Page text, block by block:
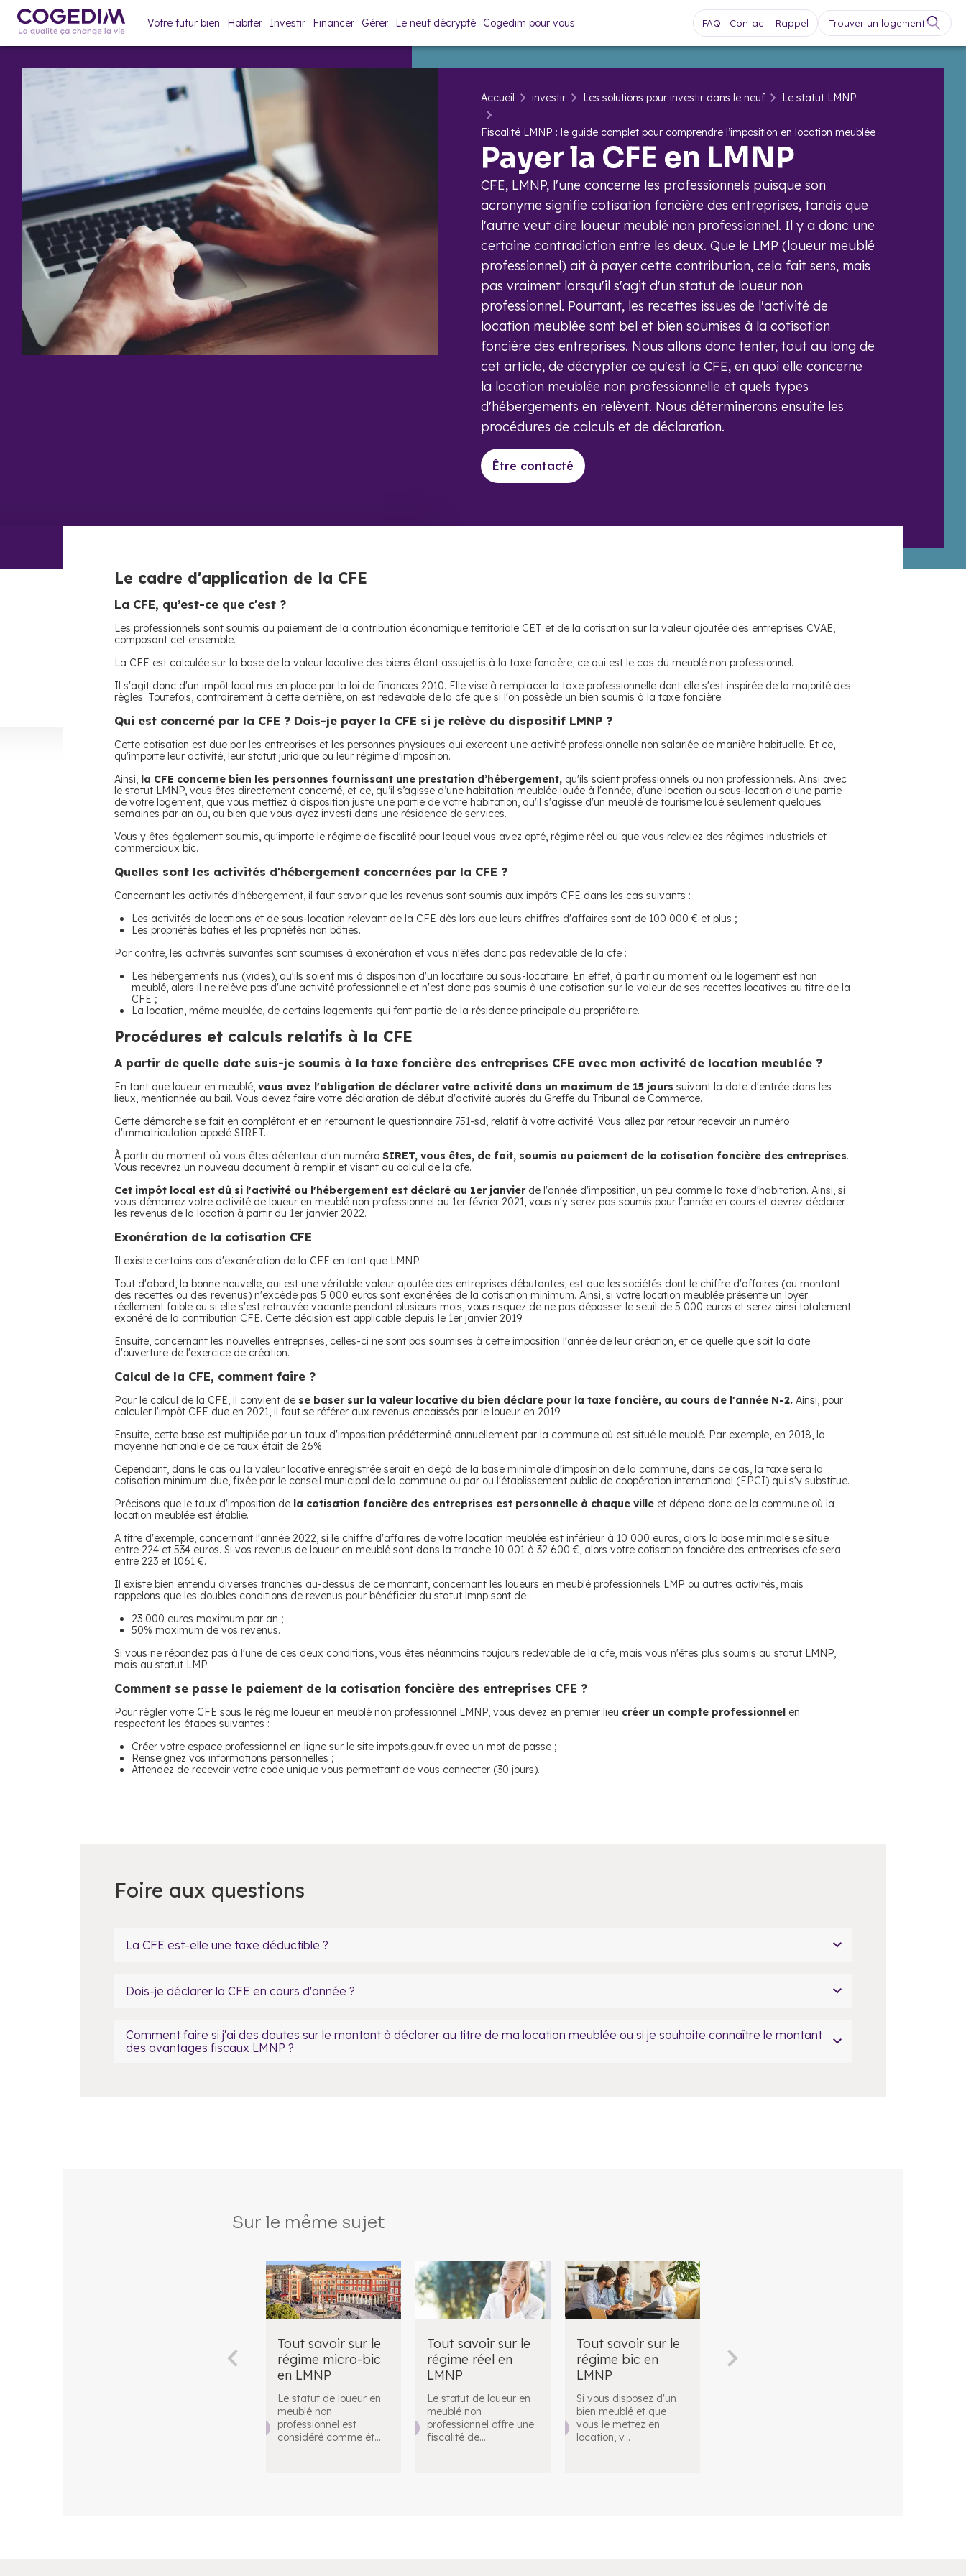
Votre futur bien Habiter Investir Financer Gérer Le neuf décrypté Cogedim pour vous FAQ Contact Rappel Trouver un logement
Accueil investir Les solutions pour investir dans le neuf Le statut LMNP
​Fiscalité LMNP : le guide complet pour comprendre l’imposition en location meublée
Payer la CFE en LMNP
CFE, LMNP, l'une concerne les professionnels puisque son
acronyme signifie cotisation foncière des entreprises, tandis que
l'autre veut dire loueur meublé non professionnel. Il y a donc une
certaine contradiction entre les deux. Que le LMP (loueur meublé
professionnel) ait à payer cette contribution, cela fait sens, mais
pas vraiment lorsqu'il s'agit d'un statut de loueur non
professionnel. Pourtant, les recettes issues de l'activité de
location meublée sont bel et bien soumises à la cotisation
foncière des entreprises. Nous allons donc tenter, tout au long de
cet article, de décrypter ce qu'est la CFE, en quoi elle concerne
la location meublée non professionnelle et quels types
d'hébergements en relèvent. Nous déterminerons ensuite les
procédures de calculs et de déclaration.
Être contacté
Le cadre d'application de la CFE
La CFE, qu’est-ce que c'est ?
Les professionnels sont soumis au paiement de la contribution économique territoriale CET et de la cotisation sur la valeur ajoutée des entreprises CVAE,
composant cet ensemble.
La CFE est calculée sur la base de la valeur locative des biens étant assujettis à la taxe foncière, ce qui est le cas du meublé non professionnel.
Il s'agit donc d'un impôt local mis en place par la loi de finances 2010. Elle vise à remplacer la taxe professionnelle dont elle s'est inspirée de la majorité des
règles. Toutefois, contrairement à cette dernière, on est redevable de la cfe que si l'on possède un bien soumis à la taxe foncière.
Qui est concerné par la CFE ? Dois-je payer la CFE si je relève du dispositif LMNP ?
Cette cotisation est due par les entreprises et les personnes physiques qui exercent une activité professionnelle non salariée de manière habituelle. Et ce,
qu'importe leur activité, leur statut juridique ou leur régime d'imposition.
Ainsi, la CFE concerne bien les personnes fournissant une prestation d’hébergement, qu'ils soient professionnels ou non professionnels. Ainsi avec
le statut LMNP, vous êtes directement concerné, et ce, qu’il s’agisse d’une habitation meublée louée à l'année, d'une location ou sous-location d'une partie
de votre logement, que vous mettiez à disposition juste une partie de votre habitation, qu'il s'agisse d'un meublé de tourisme loué seulement quelques
semaines par an ou, ou bien que vous ayez investi dans une résidence de services.
Vous y êtes également soumis, qu'importe le régime de fiscalité pour lequel vous avez opté, régime réel ou que vous releviez des régimes industriels et
commerciaux bic.
Quelles sont les activités d'hébergement concernées par la CFE ?
Concernant les activités d'hébergement, il faut savoir que les revenus sont soumis aux impôts CFE dans les cas suivants :
Les activités de locations et de sous-location relevant de la CFE dès lors que leurs chiffres d'affaires sont de 100 000 € et plus ;
Les propriétés bâties et les propriétés non bâties.
Par contre, les activités suivantes sont soumises à exonération et vous n'êtes donc pas redevable de la cfe :
Les hébergements nus (vides), qu'ils soient mis à disposition d'un locataire ou sous-locataire. En effet, à partir du moment où le logement est non
meublé, alors il ne relève pas d'une activité professionnelle et n'est donc pas soumis à une cotisation sur la valeur de ses recettes locatives au titre de la
CFE ;
La location, même meublée, de certains logements qui font partie de la résidence principale du propriétaire.
Procédures et calculs relatifs à la CFE
A partir de quelle date suis-je soumis à la taxe foncière des entreprises CFE avec mon activité de location meublée ?
En tant que loueur en meublé, vous avez l'obligation de déclarer votre activité dans un maximum de 15 jours suivant la date d'entrée dans les
lieux, mentionnée au bail. Vous devez faire votre déclaration de début d'activité auprès du Greffe du Tribunal de Commerce.
Cette démarche se fait en complétant et en retournant le questionnaire 751-sd, relatif à votre activité. Vous allez par retour recevoir un numéro
d'immatriculation appelé SIRET.
À partir du moment où vous êtes détenteur d'un numéro SIRET, vous êtes, de fait, soumis au paiement de la cotisation foncière des entreprises.
Vous recevrez un nouveau document à remplir et visant au calcul de la cfe.
Cet impôt local est dû si l'activité ou l'hébergement est déclaré au 1er janvierde l'année d'imposition, un peu comme la taxe d'habitation. Ainsi, si
vous démarrez votre activité de loueur en meublé non professionnel au 1er février 2021, vous n'y serez pas soumis pour l'année en cours et devrez déclarer
les revenus de la location à partir du 1er janvier 2022.
Exonération de la cotisation CFE
Il existe certains cas d'exonération de la CFE en tant que LMNP.
Tout d'abord, la bonne nouvelle, qui est une véritable valeur ajoutée des entreprises débutantes, est que les sociétés dont le chiffre d'affaires (ou montant
des recettes ou des revenus) n'excède pas 5 000 euros sont exonérées de la cotisation minimum. Ainsi, si votre location meublée présente un loyer
réellement faible ou si elle s'est retrouvée vacante pendant plusieurs mois, vous risquez de ne pas dépasser le seuil de 5 000 euros et serez ainsi totalement
exonéré de la contribution CFE. Cette décision est applicable depuis le 1er janvier 2019.
Ensuite, concernant les nouvelles entreprises, celles-ci ne sont pas soumises à cette imposition l'année de leur création, et ce quelle que soit la date
d'ouverture de l'exercice de création.
Calcul de la CFE, comment faire ?
Pour le calcul de la CFE, il convient de se baser sur la valeur locative du bien déclare pour la taxe foncière, au cours de l'année N-2. Ainsi, pour
calculer l'impôt CFE due en 2021, il faut se référer aux revenus encaissés par le loueur en 2019.
Ensuite, cette base est multipliée par un taux d'imposition prédéterminé annuellement par la commune où est situé le meublé. Par exemple, en 2018, la
moyenne nationale de ce taux était de 26%.
Cependant, dans le cas ou la valeur locative enregistrée serait en deçà de la base minimale d'imposition de la commune, dans ce cas, la taxe sera la
cotisation minimum due, fixée par le conseil municipal de la commune ou par ou l'établissement public de coopération international (EPCI) qui s'y substitue.
Précisons que le taux d'imposition de la cotisation foncière des entreprises est personnelle à chaque ville et dépend donc de la commune où la
location meublée est établie.
A titre d'exemple, concernant l'année 2022, si le chiffre d'affaires de votre location meublée est inférieur à 10 000 euros, alors la base minimale se situe
entre 224 et 534 euros. Si vos revenus de loueur en meublé sont dans la tranche 10 001 à 32 600 €, alors votre cotisation foncière des entreprises cfe sera
entre 223 et 1061 €.
Il existe bien entendu diverses tranches au-dessus de ce montant, concernant les loueurs en meublé professionnels LMP ou autres activités, mais
rappelons que les doubles conditions de revenus pour bénéficier du statut lmnp sont de :
23 000 euros maximum par an ;
50% maximum de vos revenus.
Si vous ne répondez pas à l'une de ces deux conditions, vous êtes néanmoins toujours redevable de la cfe, mais vous n'êtes plus soumis au statut LMNP,
mais au statut LMP.
Comment se passe le paiement de la cotisation foncière des entreprises CFE ?
Pour régler votre CFE sous le régime loueur en meublé non professionnel LMNP, vous devez en premier lieu créer un compte professionnel en
respectant les étapes suivantes :
Créer votre espace professionnel en ligne sur le site impots.gouv.fr avec un mot de passe ;
Renseignez vos informations personnelles ;
Attendez de recevoir votre code unique vous permettant de vous connecter (30 jours).
Foire aux questions
La CFE est-elle une taxe déductible ?
Dois-je déclarer la CFE en cours d'année ?
Comment faire si j'ai des doutes sur le montant à déclarer au titre de ma location meublée ou si je souhaite connaître le montant
des avantages fiscaux LMNP ?
Sur le même sujet
Tout savoir sur le
régime micro-bic
en LMNP
Le statut de loueur en
meublé non
professionnel est
considéré comme ét...
Tout savoir sur le
régime réel en
LMNP
Le statut de loueur en
meublé non
professionnel offre une
fiscalité de...
Tout savoir sur le
régime bic en
LMNP
Si vous disposez d'un
bien meublé et que
vous le mettez en
location, v...
sociales en LMNP